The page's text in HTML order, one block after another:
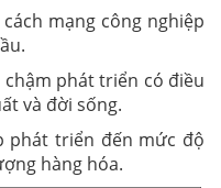
mạng công nghiệp
phát triển có điều
và đời sống.
phát triển đến mức độ
hàng hóa.